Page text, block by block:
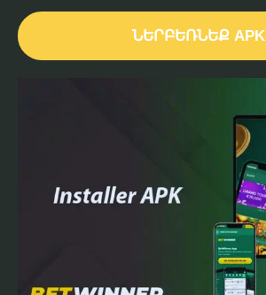
ՆԵՐԲԵՌՆԵՔ APK